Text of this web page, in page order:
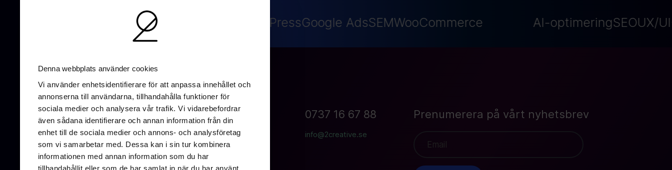
Denna webbplats använder cookies
Vi använder enhetsidentifierare för att anpassa innehållet och
annonserna till användarna, tillhandahålla funktioner för
sociala medier och analysera vår trafik. Vi vidarebefordrar
även sådana identifierare och annan information från din
enhet till de sociala medier och annons- och analysföretag
som vi samarbetar med. Dessa kan i sin tur kombinera
informationen med annan information som du har
tillhandahållit eller som de har samlat in när du har använt
UX/UI-Design WordPressGoogle AdsSEMWooCommerce AI-optimeringSEOUX/UI-
Vallgatan 19B
411 16 Göteborg
0737 16 67 88
info@2creative.se
Prenumerera på vårt nyhetsbrev